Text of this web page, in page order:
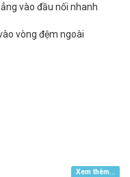
vào đầu nối nhanh
vòng đệm ngoài
Xem thêm...